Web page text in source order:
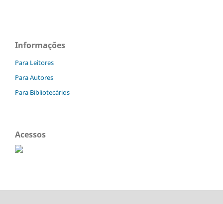
Informações
Para Leitores
Para Autores
Para Bibliotecários
Acessos